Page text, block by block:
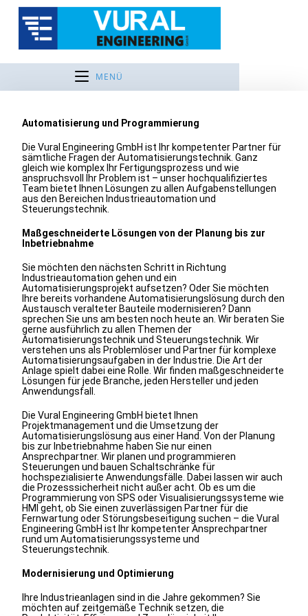
MENÜ
Automatisierung und Programmierung
Die Vural Engineering GmbH ist Ihr kompetenter Partner für
sämtliche Fragen der Automatisierungstechnik. Ganz
gleich wie komplex Ihr Fertigungsprozess und wie
anspruchsvoll Ihr Problem ist – unser hochqualifiziertes
Team bietet Ihnen Lösungen zu allen Aufgabenstellungen
aus den Bereichen Industrieautomation und
Steuerungstechnik.
Maßgeschneiderte Lösungen von der Planung bis zur
Inbetriebnahme
Sie möchten den nächsten Schritt in Richtung
Industrieautomation gehen und ein
Automatisierungsprojekt aufsetzen? Oder Sie möchten
Ihre bereits vorhandene Automatisierungslösung durch den
Austausch veralteter Bauteile modernisieren? Dann
sprechen Sie uns am besten noch heute an. Wir beraten Sie
gerne ausführlich zu allen Themen der
Automatisierungstechnik und Steuerungstechnik. Wir
verstehen uns als Problemlöser und Partner für komplexe
Automatisierungsaufgaben in der Industrie. Die Art der
Anlage spielt dabei eine Rolle. Wir finden maßgeschneiderte
Lösungen für jede Branche, jeden Hersteller und jeden
Anwendungsfall.
Die Vural Engineering GmbH bietet Ihnen
Projektmanagement und die Umsetzung der
Automatisierungslösung aus einer Hand. Von der Planung
bis zur Inbetriebnahme haben Sie nur einen
Ansprechpartner. Wir planen und programmieren
Steuerungen und bauen Schaltschränke für
hochspezialisierte Anwendungsfälle. Dabei lassen wir auch
die Prozesssicherheit nicht außer acht. Ob es um die
Programmierung von SPS oder Visualisierungssysteme wie
HMI geht, ob Sie einen zuverlässigen Partner für die
Fernwartung oder Störungsbeseitigung suchen – die Vural
Engineering GmbH ist Ihr kompetenter Ansprechpartner
rund um Automatisierungssysteme und
Steuerungstechnik.
Modernisierung und Optimierung
Ihre Industrieanlagen sind in die Jahre gekommen? Sie
möchten auf zeitgemäße Technik setzen, die